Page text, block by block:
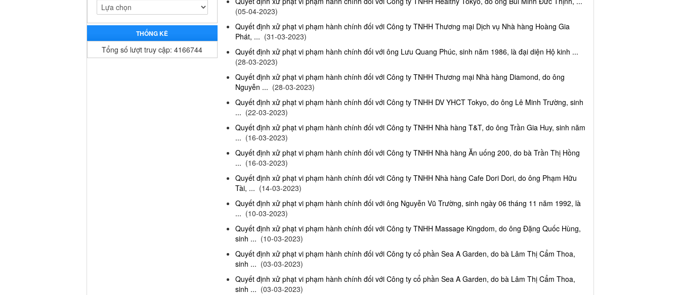
THỐNG KÊ
Tổng số lượt truy cập: 4166744
(05-04-2023)
Quyết định xử phạt vi phạm hành chính đối với Công ty TNHH Thương mại Dịch vụ Nhà hàng Hoàng Gia
Phát, ... (31-03-2023)
Quyết định xử phạt vi phạm hành chính đối với ông Lưu Quang Phúc, sinh năm 1986, là đại diện Hộ kinh ...
(28-03-2023)
Quyết định xử phạt vi phạm hành chính đối với Công ty TNHH Thương mại Nhà hàng Diamond, do ông
Nguyễn ... (28-03-2023)
Quyết định xử phạt vi phạm hành chính đối với Công ty TNHH DV YHCT Tokyo, do ông Lê Minh Trường, sinh
... (22-03-2023)
Quyết định xử phạt vi phạm hành chính đối với Công ty TNHH Nhà hàng T&T, do ông Trần Gia Huy, sinh năm
... (16-03-2023)
Quyết định xử phạt vi phạm hành chính đối với Công ty TNHH Nhà hàng Ăn uống 200, do bà Trần Thị Hồng
... (16-03-2023)
Quyết định xử phạt vi phạm hành chính đối với Công ty TNHH Nhà hàng Cafe Dori Dori, do ông Phạm Hữu
Tài, ... (14-03-2023)
Quyết định xử phạt vi phạm hành chính đối với ông Nguyễn Vũ Trường, sinh ngày 06 tháng 11 năm 1992, là
... (10-03-2023)
Quyết định xử phạt vi phạm hành chính đối với Công ty TNHH Massage Kingdom, do ông Đặng Quốc Hùng,
sinh ... (10-03-2023)
Quyết định xử phạt vi phạm hành chính đối với Công ty cổ phần Sea A Garden, do bà Lâm Thị Cẩm Thoa,
sinh ... (03-03-2023)
Quyết định xử phạt vi phạm hành chính đối với Công ty cổ phần Sea A Garden, do bà Lâm Thị Cẩm Thoa,
sinh ... (03-03-2023)